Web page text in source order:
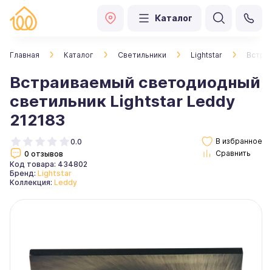
Каталог
Главная Каталог Светильники Lightstar
Встраиваемый светодиодный
светильник Lightstar Leddy
212183
0.0
0 отзывов
Код товара: 434802
Бренд: Lightstar
Коллекция: Leddy